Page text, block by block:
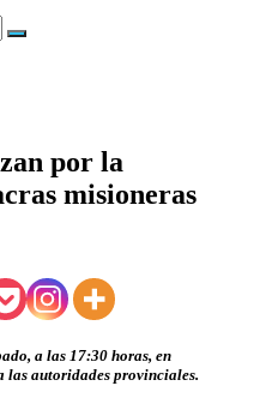
Buscar
por la
misioneras
a las 17:30 horas, en
las autoridades provinciales.